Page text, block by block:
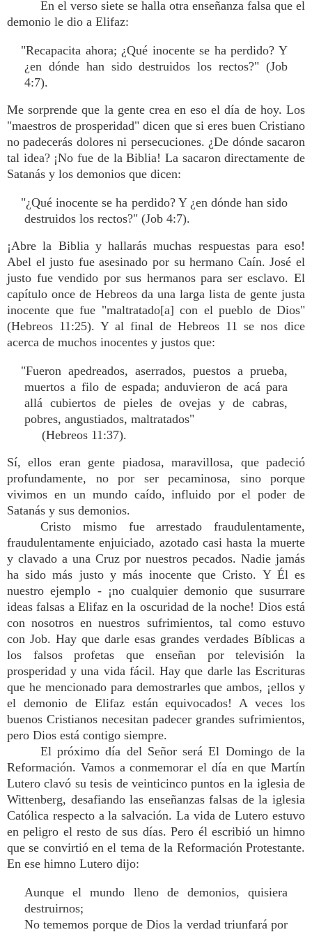
En el verso siete se halla otra enseñanza falsa que el
demonio le dio a Elifaz:
"Recapacita ahora; ¿Qué inocente se ha perdido? Y
¿en dónde han sido destruidos los rectos?" (Job
4:7).
Me sorprende que la gente crea en eso el día de hoy. Los
"maestros de prosperidad" dicen que si eres buen Cristiano
no padecerás dolores ni persecuciones. ¿De dónde sacaron
tal idea? ¡No fue de la Biblia! La sacaron directamente de
Satanás y los demonios que dicen:
"¿Qué inocente se ha perdido? Y ¿en dónde han sido
destruidos los rectos?" (Job 4:7).
¡Abre la Biblia y hallarás muchas respuestas para eso!
Abel el justo fue asesinado por su hermano Caín. José el
justo fue vendido por sus hermanos para ser esclavo. El
capítulo once de Hebreos da una larga lista de gente justa
inocente que fue "maltratado[a] con el pueblo de Dios"
(Hebreos 11:25). Y al final de Hebreos 11 se nos dice
acerca de muchos inocentes y justos que:
"Fueron apedreados, aserrados, puestos a prueba,
muertos a filo de espada; anduvieron de acá para
allá cubiertos de pieles de ovejas y de cabras,
pobres, angustiados, maltratados"
(Hebreos 11:37).
Sí, ellos eran gente piadosa, maravillosa, que padeció
profundamente, no por ser pecaminosa, sino porque
vivimos en un mundo caído, influido por el poder de
Satanás y sus demonios.
Cristo mismo fue arrestado fraudulentamente,
fraudulentamente enjuiciado, azotado casi hasta la muerte
y clavado a una Cruz por nuestros pecados. Nadie jamás
ha sido más justo y más inocente que Cristo. Y Él es
nuestro ejemplo - ¡no cualquier demonio que susurrare
ideas falsas a Elifaz en la oscuridad de la noche! Dios está
con nosotros en nuestros sufrimientos, tal como estuvo
con Job. Hay que darle esas grandes verdades Bíblicas a
los falsos profetas que enseñan por televisión la
prosperidad y una vida fácil. Hay que darle las Escrituras
que he mencionado para demostrarles que ambos, ¡ellos y
el demonio de Elifaz están equivocados! A veces los
buenos Cristianos necesitan padecer grandes sufrimientos,
pero Dios está contigo siempre.
El próximo día del Señor será El Domingo de la
Reformación. Vamos a conmemorar el día en que Martín
Lutero clavó su tesis de veinticinco puntos en la iglesia de
Wittenberg, desafiando las enseñanzas falsas de la iglesia
Católica respecto a la salvación. La vida de Lutero estuvo
en peligro el resto de sus días. Pero él escribió un himno
que se convirtió en el tema de la Reformación Protestante.
En ese himno Lutero dijo:
Aunque el mundo lleno de demonios, quisiera
destruirnos;
No tememos porque de Dios la verdad triunfará por